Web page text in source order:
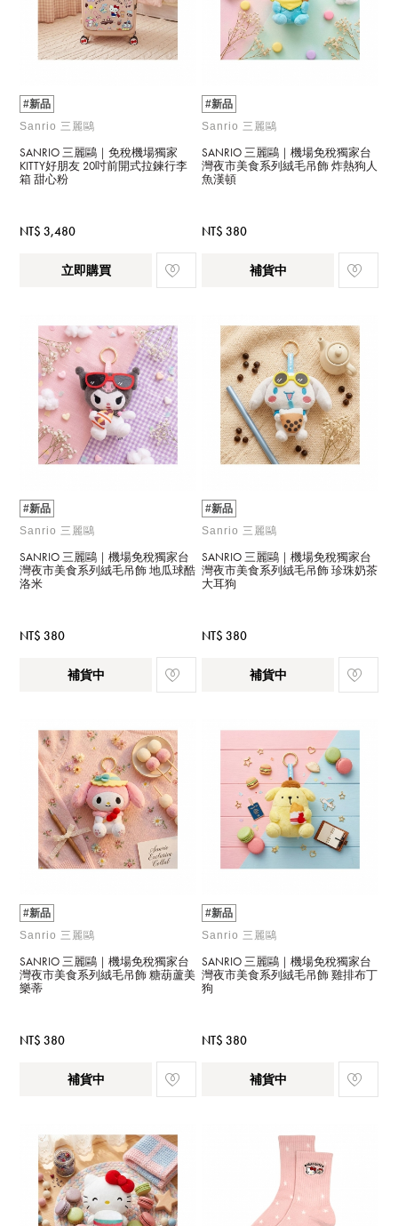
#新品
Sanrio 三麗鷗
SANRIO 三麗鷗｜免稅機場獨家
KITTY好朋友 20吋前開式拉鍊行李
箱 甜心粉
NT$ 3,480
立即購買
#新品
Sanrio 三麗鷗
SANRIO 三麗鷗｜機場免稅獨家台
灣夜市美食系列絨毛吊飾 炸熱狗人
魚漢頓
NT$ 380
補貨中
#新品
Sanrio 三麗鷗
SANRIO 三麗鷗｜機場免稅獨家台
灣夜市美食系列絨毛吊飾 地瓜球酷
洛米
NT$ 380
補貨中
#新品
Sanrio 三麗鷗
SANRIO 三麗鷗｜機場免稅獨家台
灣夜市美食系列絨毛吊飾 珍珠奶茶
大耳狗
NT$ 380
補貨中
#新品
Sanrio 三麗鷗
SANRIO 三麗鷗｜機場免稅獨家台
灣夜市美食系列絨毛吊飾 糖葫蘆美
樂蒂
NT$ 380
補貨中
#新品
Sanrio 三麗鷗
SANRIO 三麗鷗｜機場免稅獨家台
灣夜市美食系列絨毛吊飾 雞排布丁
狗
NT$ 380
補貨中